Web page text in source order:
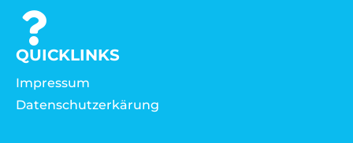
QUICKLINKS
Impressum
Datenschutzerkärung